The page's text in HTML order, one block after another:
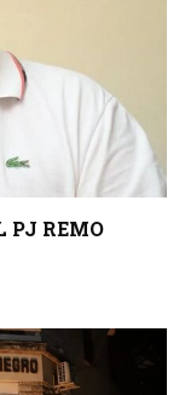
PJ REMO